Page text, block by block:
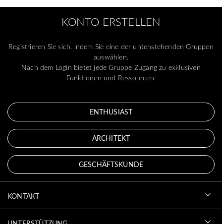
KONTO ERSTELLEN
Registrieren Sie sich, indem Sie eine der untenstehenden Gruppen
auswählen.
Nach dem Login bietet jede Gruppe Zugang zu exklusiven
Funktionen und Ressourcen.
ENTHUSIAST
ARCHITEKT
GESCHÄFTSKUNDE
KONTAKT